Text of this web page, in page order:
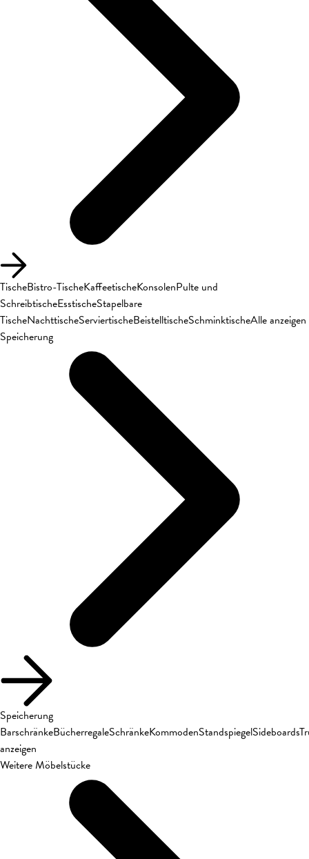
TischeBistro-TischeKaffeetischeKonsolenPulte und
SchreibtischeEsstischeStapelbare
TischeNachttischeServiertischeBeistelltischeSchminktischeAlle anzeigen
Speicherung
Speicherung
BarschränkeBücherregaleSchränkeKommodenStandspiegelSideboards
anzeigen
Weitere Möbelstücke